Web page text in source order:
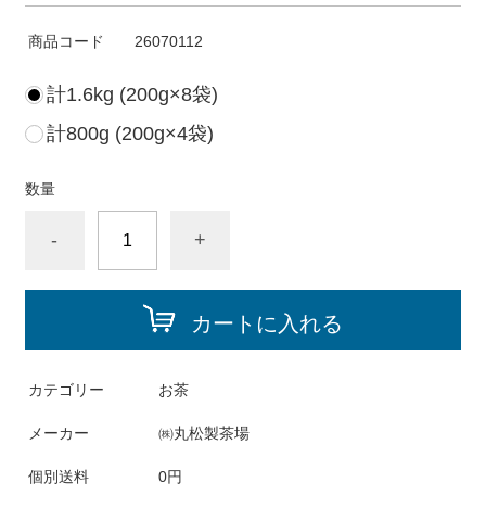
商品コード 26070112
計1.6kg (200g×8袋)
計800g (200g×4袋)
数量
- +
カートに入れる
カテゴリー お茶
メーカー ㈱丸松製茶場
個別送料 0円